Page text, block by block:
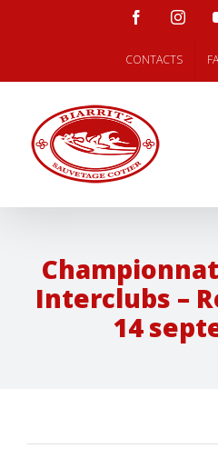
facebook
CONTACTS
Interclubs –
14